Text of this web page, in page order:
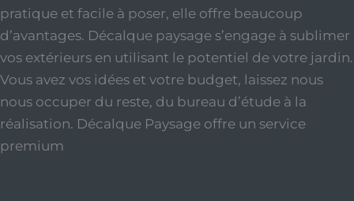
pratique et facile à poser, elle offre beaucoup
d’avantages. Décalque paysage s’engage à sublimer
vos extérieurs en utilisant le potentiel de votre jardin.
Vous avez vos idées et votre budget, laissez nous
nous occuper du reste, du bureau d’étude à la
réalisation. Décalque Paysage offre un service
premium